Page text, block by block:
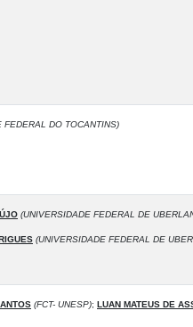
FEDERAL DO TOCANTINS)
(UNIVERSIDADE FEDERAL DE
(UNIVERSIDADE FEDERAL DE
(FCT- UNESP); LUAN MATEUS DE